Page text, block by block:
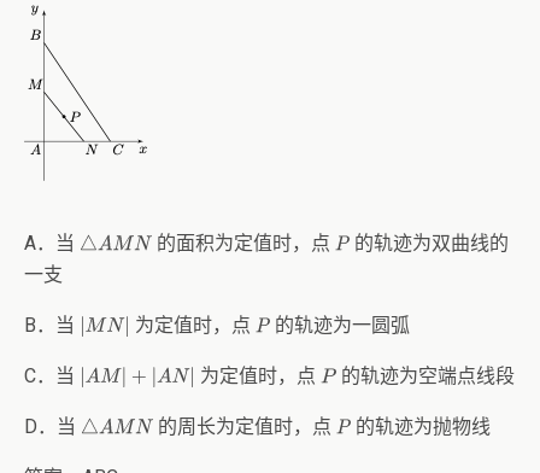
A．当 △AMN 的面积为定值时，点 P 的轨迹为双曲线的
一支
B．当 MN| 为定值时，点 P 的轨迹为一圆弧
C．当 AM|+ AN| 为定值时，点P 的轨迹为空端点线段
D．当 △AMN 的周长为定值时，点 P 的轨迹为抛物线